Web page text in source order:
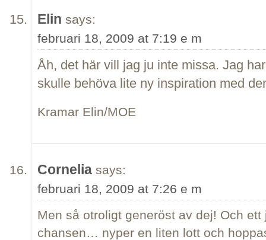
Elin says:
februari 18, 2009 at 7:19 e m
Åh, det här vill jag ju inte missa. Jag
skulle behöva lite ny inspiration med
Kramar Elin/MOE
Cornelia says:
februari 18, 2009 at 7:26 e m
Men så otroligt generöst av dej! Och
chansen… nyper en liten lott och